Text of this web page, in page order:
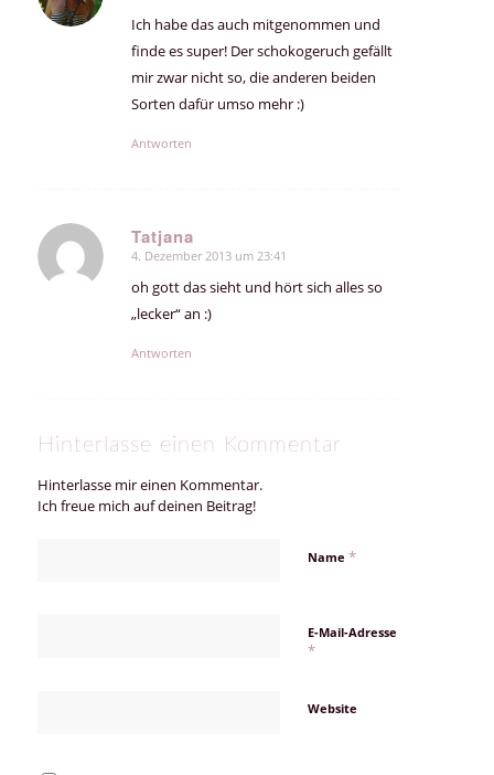
Ich habe das auch mitgenommen und
finde es super! Der schokogeruch gefällt
mir zwar nicht so, die anderen beiden
Sorten dafür umso mehr :)
Antworten
Tatjana
sagte:
4. Dezember 2013 um 23:41
oh gott das sieht und hört sich alles so
„lecker“ an :)
Antworten
Hinterlasse einen Kommentar
Hinterlasse mir einen Kommentar.
Ich freue mich auf deinen Beitrag!
Name *
E-Mail-Adresse
*
Website